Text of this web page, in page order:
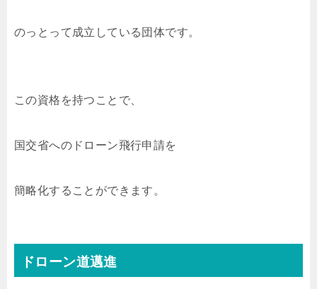
のっとって成立している団体です。
この資格を持つことで、
国交省へのドローン飛行申請を
簡略化することができます。
ドローン道邁進